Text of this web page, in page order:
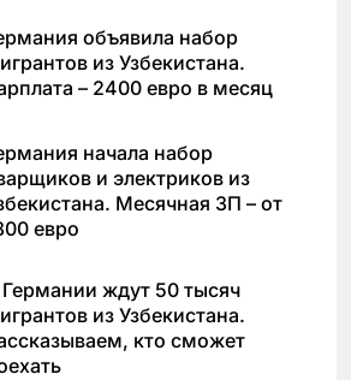
объявила набор
из Узбекистана.
– 2400 евро в месяц
начала набор
и электриков из
Месячная ЗП – от
евро
ждут 50 тысяч
из Узбекистана.
кто сможет